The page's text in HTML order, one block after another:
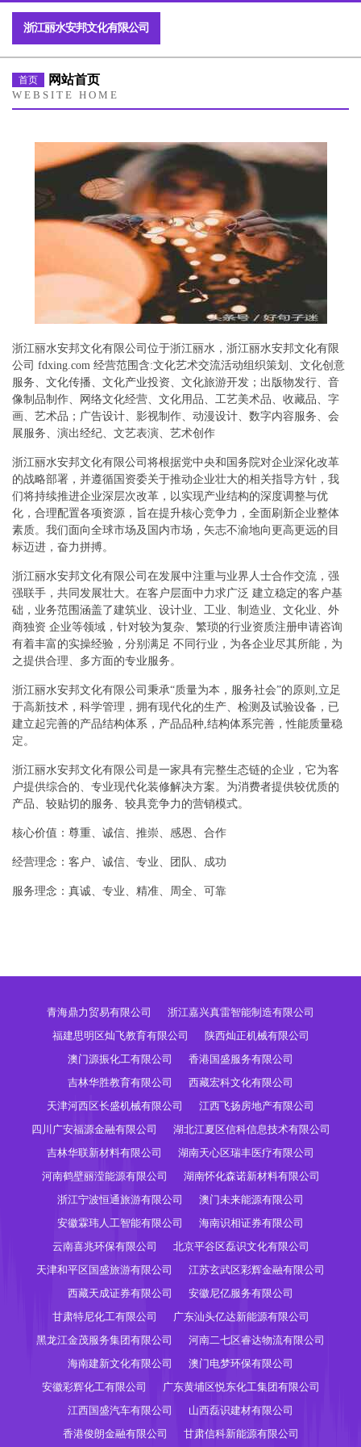
浙江丽水安邦文化有限公司
首页 网站首页
WEBSITE HOME
浙江丽水安邦文化有限公司位于浙江丽水，浙江丽水安邦文化有限
公司 fdxing.com 经营范围含:文化艺术交流活动组织策划、文化创意
服务、文化传播、文化产业投资、文化旅游开发；出版物发行、音
像制品制作、网络文化经营、文化用品、工艺美术品、收藏品、字
画、艺术品；广告设计、影视制作、动漫设计、数字内容服务、会
展服务、演出经纪、文艺表演、艺术创作
浙江丽水安邦文化有限公司将根据党中央和国务院对企业深化改革
的战略部署，并遵循国资委关于推动企业壮大的相关指导方针，我
们将持续推进企业深层次改革，以实现产业结构的深度调整与优
化，合理配置各项资源，旨在提升核心竞争力，全面刷新企业整体
素质。我们面向全球市场及国内市场，矢志不渝地向更高更远的目
标迈进，奋力拼搏。
浙江丽水安邦文化有限公司在发展中注重与业界人士合作交流，强
强联手，共同发展壮大。在客户层面中力求广泛 建立稳定的客户基
础，业务范围涵盖了建筑业、设计业、工业、制造业、文化业、外
商独资 企业等领域，针对较为复杂、繁琐的行业资质注册申请咨询
有着丰富的实操经验，分别满足 不同行业，为各企业尽其所能，为
之提供合理、多方面的专业服务。
浙江丽水安邦文化有限公司秉承“质量为本，服务社会”的原则,立足
于高新技术，科学管理，拥有现代化的生产、检测及试验设备，已
建立起完善的产品结构体系，产品品种,结构体系完善，性能质量稳
定。
浙江丽水安邦文化有限公司是一家具有完整生态链的企业，它为客
户提供综合的、专业现代化装修解决方案。为消费者提供较优质的
产品、较贴切的服务、较具竞争力的营销模式。
核心价值：尊重、诚信、推崇、感恩、合作
经营理念：客户、诚信、专业、团队、成功
服务理念：真诚、专业、精准、周全、可靠
青海鼎力贸易有限公司
浙江嘉兴真雷智能制造有限公司
福建思明区灿飞教育有限公司
陕西灿正机械有限公司
澳门源振化工有限公司
香港国盛服务有限公司
吉林华胜教育有限公司
西藏宏科文化有限公司
天津河西区长盛机械有限公司
江西飞扬房地产有限公司
四川广安福源金融有限公司
湖北江夏区信科信息技术有限公司
吉林华联新材料有限公司
湖南天心区瑞丰医疗有限公司
河南鹤壁丽滢能源有限公司
湖南怀化森诺新材料有限公司
浙江宁波恒通旅游有限公司
澳门未来能源有限公司
安徽霖玮人工智能有限公司
海南识相证券有限公司
云南喜兆环保有限公司
北京平谷区磊识文化有限公司
天津和平区国盛旅游有限公司
江苏玄武区彩辉金融有限公司
西藏天成证券有限公司
安徽尼亿服务有限公司
甘肃特尼化工有限公司
广东汕头亿达新能源有限公司
黑龙江金茂服务集团有限公司
河南二七区睿达物流有限公司
海南建新文化有限公司
澳门电梦环保有限公司
安徽彩辉化工有限公司
广东黄埔区悦东化工集团有限公司
江西国盛汽车有限公司
山西磊识建材有限公司
香港俊朗金融有限公司
甘肃信科新能源有限公司